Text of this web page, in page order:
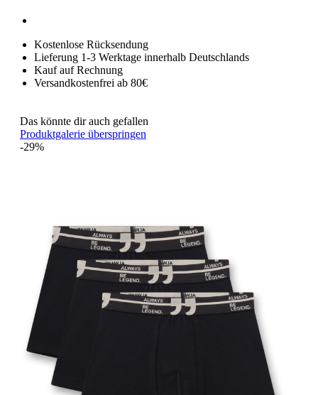
Kostenlose Rücksendung
Lieferung 1-3 Werktage innerhalb Deutschlands
Kauf auf Rechnung
Versandkostenfrei ab 80€
Das könnte dir auch gefallen
Produktgalerie überspringen
-29%